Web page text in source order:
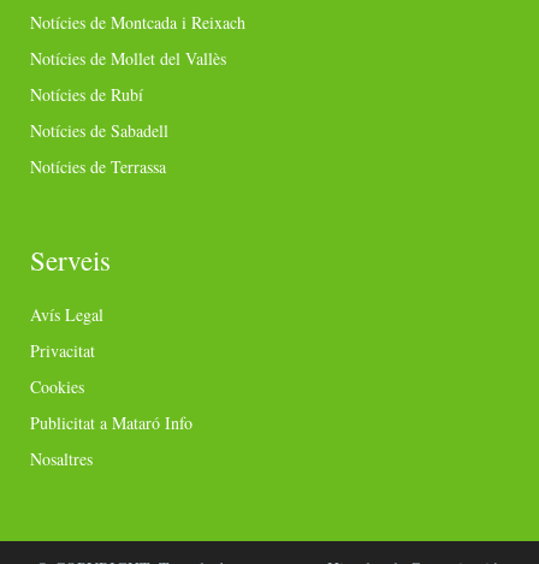
Notícies de Montcada i Reixach
Notícies de Mollet del Vallès
Notícies de Rubí
Notícies de Sabadell
Notícies de Terrassa
Serveis
Avís Legal
Privacitat
Cookies
Publicitat a Mataró Info
Nosaltres